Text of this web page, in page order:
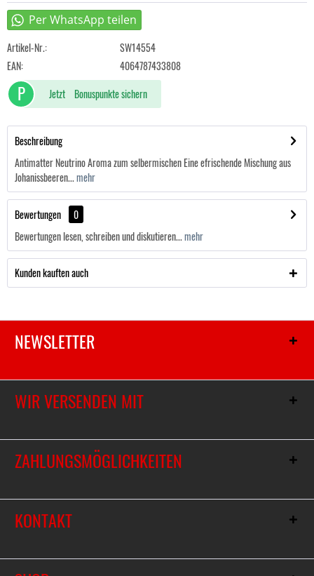
Artikel-Nr.:
SW14554
EAN:
4064787433808
P Jetzt Bonuspunkte sichern
Beschreibung
Antimatter Neutrino Aroma zum selbermischen Eine efrischende Mischung aus
Johanissbeeren...mehr
Bewertungen
0
Bewertungen lesen, schreiben und diskutieren...mehr
Kunden kauften auch
NEWSLETTER
WIR VERSENDEN MIT
ZAHLUNGSMÖGLICHKEITEN
KONTAKT